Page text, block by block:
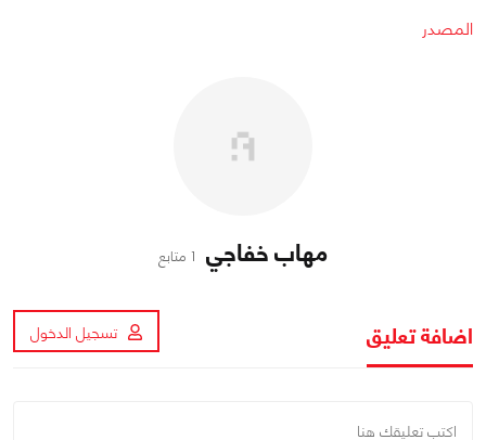
المصدر
مهاب خفاجي 1 متابع
اضافة تعليق تسجيل الدخول